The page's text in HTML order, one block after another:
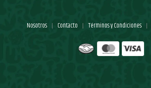
Nosotros | Contacto | Términos y Condiciones |